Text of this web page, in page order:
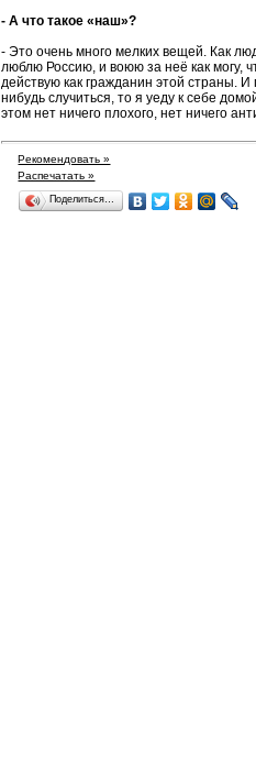
- А что такое «наш»?
- Это очень много мелких вещей. Как
люблю Россию, и воюю за неё как могу,
действую как гражданин этой страны. И
нибудь случиться, то я уеду к себе
этом нет ничего плохого, нет ничего
Рекомендовать »
Распечатать »
Поделиться…